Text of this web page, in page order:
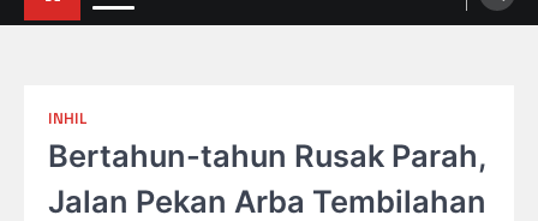
INHIL
Bertahun-tahun Rusak Parah,
Jalan Pekan Arba Tembilahan